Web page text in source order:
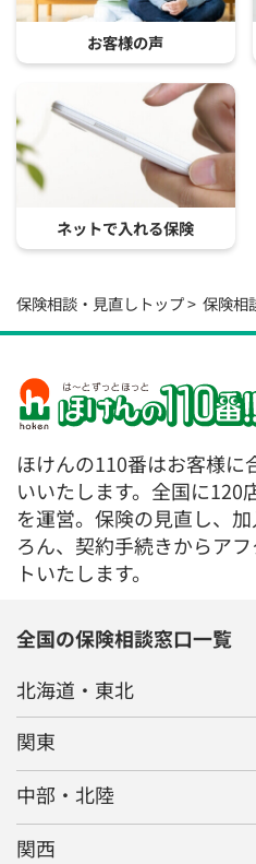
お客様の声
ネットで入れる保険
保険相談・見直しトップ 保険相
ほけんの110番はお客様
いいたします。全国に120
を運営。保険の見直し、
ろん、契約手続きからア
トいたします。
全国の保険相談窓口一覧
北海道・東北
関東
中部・北陸
関西